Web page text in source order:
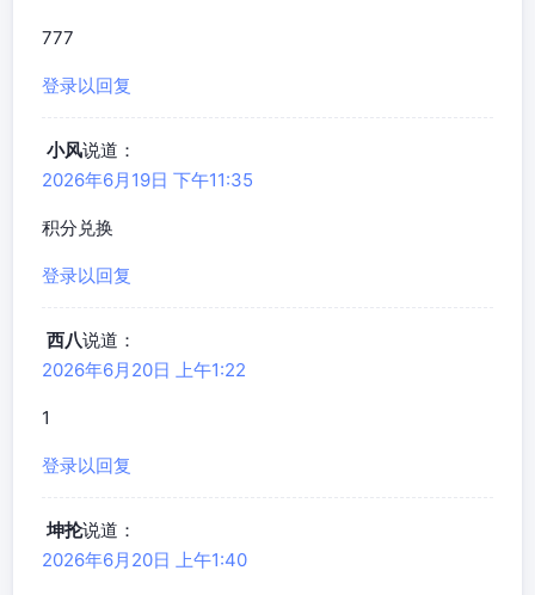
777
登录以回复
小风说道：
2026年6月19日 下午11:35
积分兑换
登录以回复
西八说道：
2026年6月20日 上午1:22
1
登录以回复
坤抡说道：
2026年6月20日 上午1:40